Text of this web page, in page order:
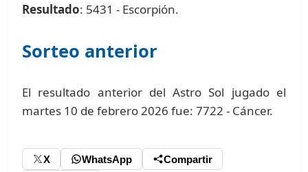
Resultado: 5431 - Escorpión.
Sorteo anterior
El resultado anterior del Astro Sol jugado el
martes 10 de febrero 2026 fue: 7722 - Cáncer.
X WhatsApp
Compartir